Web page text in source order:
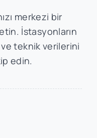
merkezi bir
İstasyonların
teknik verilerini
edin.